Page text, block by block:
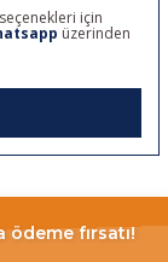
için
üzerinden
ödeme fırsatı!